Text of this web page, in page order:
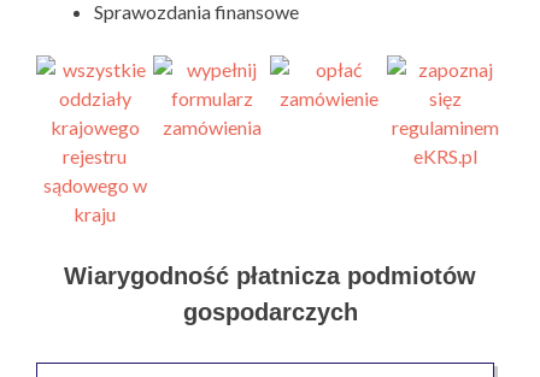
Sprawozdania finansowe
Wiarygodność płatnicza podmiotów
gospodarczych